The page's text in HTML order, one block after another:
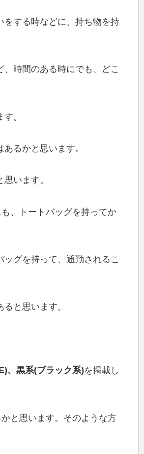
をする時などに、持ち物を持
時間のある時にでも、どこ
。
るかと思います。
います。
、トートバッグを持ってか
グを持って、通勤されるこ
と思います。
、黒系(ブラック系)を掲載し
と思います。そのような方